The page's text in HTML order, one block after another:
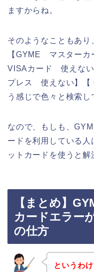
ますからね。
そのようなこともあり
【GYME マスター
VISAカード 使えな
プレス 使えない】
う感じで色々と検索し
なので、もしも、
ードを利用している
ットカードを使うと解
【まとめ】
カードエラー
の仕方
というわ